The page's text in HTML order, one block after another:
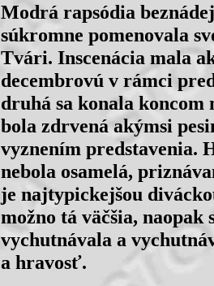
Modrá rapsódia
súkromne pomenovala
Tvári. Inscenácia mala
decembrovú v rámci
druhá sa konala koncom
bola zdrvená akýmsi
vyznením predstavenia.
nebola osamelá,
je najtypickejšou
možno tá väčšia,
vychutnávala a
a hravosť.